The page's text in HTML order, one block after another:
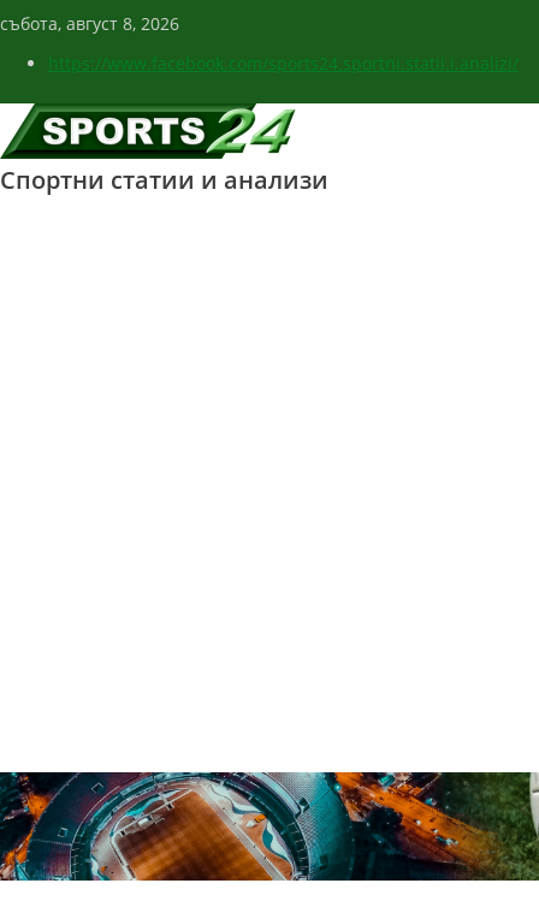
събота, август 8, 2026
https://www.facebook.com/sports24.sportni.statii.i.analizi/
Спортни статии и анализи